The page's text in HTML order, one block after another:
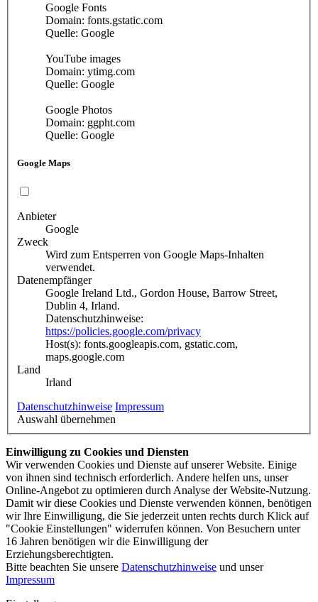
Google Fonts
Domain: fonts.gstatic.com
Quelle: Google
YouTube images
Domain: ytimg.com
Quelle: Google
Google Photos
Domain: ggpht.com
Quelle: Google
Google Maps
Anbieter
Google
Zweck
Wird zum Entsperren von Google Maps-Inhalten
verwendet.
Datenempfänger
Google Ireland Ltd., Gordon House, Barrow Street,
Dublin 4, Irland.
Datenschutzhinweise:
https://policies.google.com/privacy
Host(s): fonts.googleapis.com, gstatic.com,
maps.google.com
Land
Irland
Datenschutzhinweise Impressum
Auswahl übernehmen
Einwilligung zu Cookies und Diensten
Wir verwenden Cookies und Dienste auf unserer Website. Einige
von ihnen sind technisch erforderlich. Andere helfen uns, unser
Online-Angebot zu optimieren durch Analyse der Website-Nutzung.
Damit wir diese Cookies und Dienste verwenden können, benötigen
wir Ihre Einwilligung, die Sie jederzeit unten rechts durch Klick auf
"Cookie Einstellungen" widerrufen können. Von Besuchern unter
16 Jahren benötigen wir die Einwilligung der
Erziehungsberechtigten.
Bitte beachten Sie unsere Datenschutzhinweise und unser
Impressum